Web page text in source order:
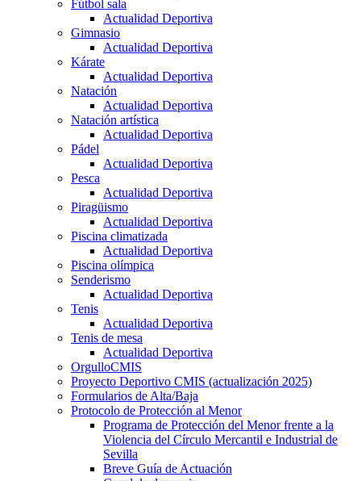
Fútbol sala
Actualidad Deportiva
Gimnasio
Actualidad Deportiva
Kárate
Actualidad Deportiva
Natación
Actualidad Deportiva
Natación artística
Actualidad Deportiva
Pádel
Actualidad Deportiva
Pesca
Actualidad Deportiva
Piragüismo
Actualidad Deportiva
Piscina climatizada
Actualidad Deportiva
Piscina olímpica
Senderismo
Actualidad Deportiva
Tenis
Actualidad Deportiva
Tenis de mesa
Actualidad Deportiva
OrgulloCMIS
Proyecto Deportivo CMIS (actualización 2025)
Formularios de Alta/Baja
Protocolo de Protección al Menor
Programa de Protección del Menor frente a la
Violencia del Círculo Mercantil e Industrial de
Sevilla
Breve Guía de Actuación